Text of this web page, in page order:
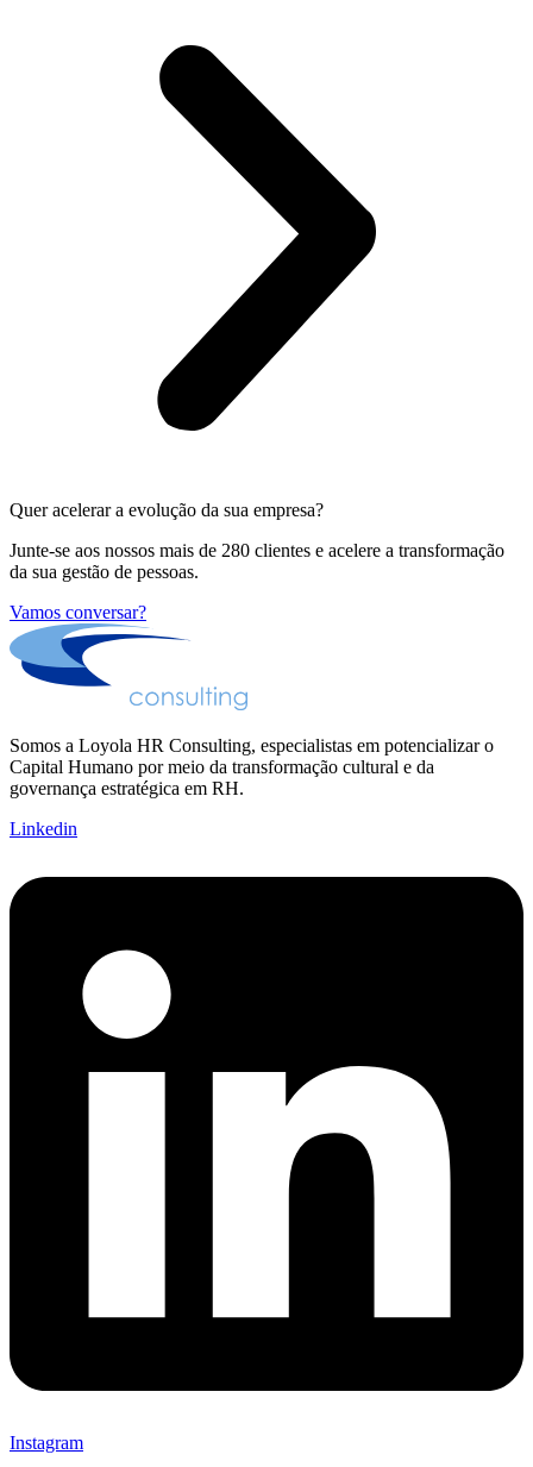
Quer acelerar a evolução da sua empresa?
Junte-se aos nossos mais de 280 clientes e acelere a transformação
da sua gestão de pessoas.
Vamos conversar?
Somos a Loyola HR Consulting, especialistas em potencializar o
Capital Humano por meio da transformação cultural e da
governança estratégica em RH.
Linkedin
Instagram